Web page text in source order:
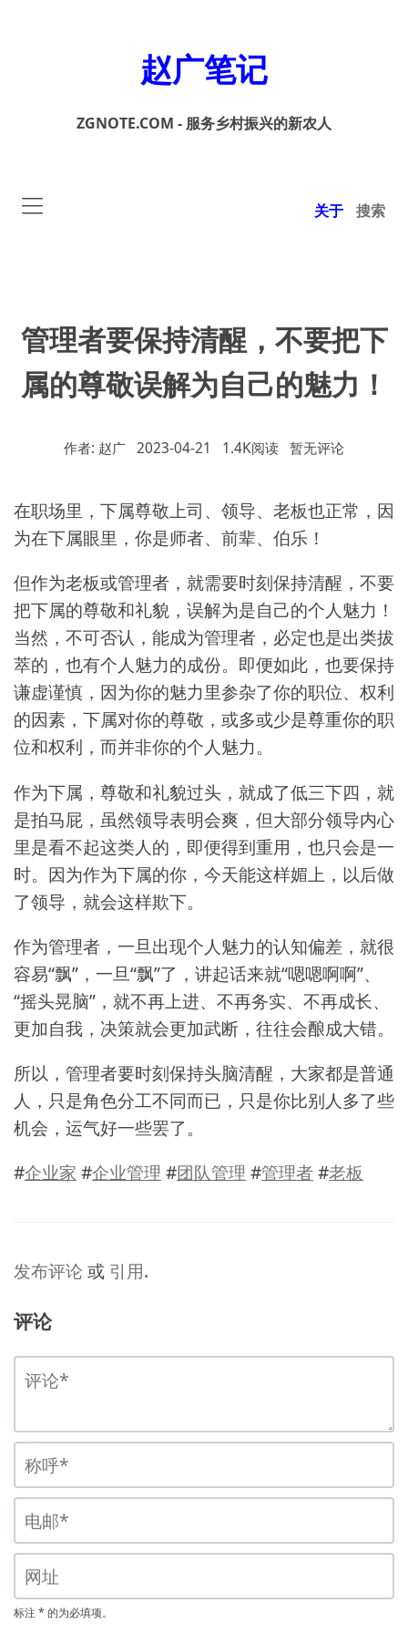
赵广笔记
ZGNOTE.COM - 服务乡村振兴的新农人
关于 搜索
管理者要保持清醒，不要把下
属的尊敬误解为自己的魅力！
作者: 赵广 2023-04-21 1.4K阅读 暂无评论
在职场里，下属尊敬上司、领导、老板也正常，因
为在下属眼里，你是师者、前辈、伯乐！
但作为老板或管理者，就需要时刻保持清醒，不要
把下属的尊敬和礼貌，误解为是自己的个人魅力！
当然，不可否认，能成为管理者，必定也是出类拔
萃的，也有个人魅力的成份。即便如此，也要保持
谦虚谨慎，因为你的魅力里参杂了你的职位、权利
的因素，下属对你的尊敬，或多或少是尊重你的职
位和权利，而并非你的个人魅力。
作为下属，尊敬和礼貌过头，就成了低三下四，就
是拍马屁，虽然领导表明会爽，但大部分领导内心
里是看不起这类人的，即便得到重用，也只会是一
时。因为作为下属的你，今天能这样媚上，以后做
了领导，就会这样欺下。
作为管理者，一旦出现个人魅力的认知偏差，就很
容易“飘”，一旦“飘”了，讲起话来就“嗯嗯啊啊”、
“摇头晃脑”，就不再上进、不再务实、不再成长、
更加自我，决策就会更加武断，往往会酿成大错。
所以，管理者要时刻保持头脑清醒，大家都是普通
人，只是角色分工不同而已，只是你比别人多了些
机会，运气好一些罢了。
#企业家 #企业管理 #团队管理 #管理者#老板
发布评论 或 引用.
评论
标注 * 的为必填项。